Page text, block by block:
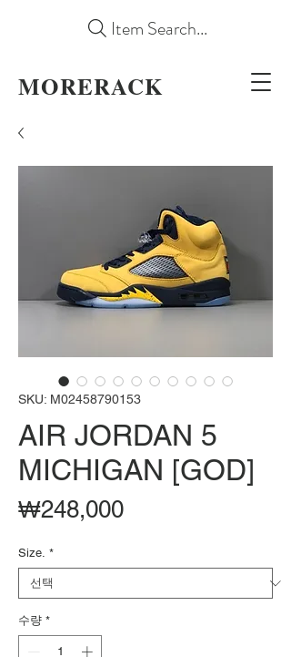
MORERACK
Item Search...
SKU: M02458790153
AIR JORDAN 5
MICHIGAN [GOD]
₩248,000가
Size. *
수량 *